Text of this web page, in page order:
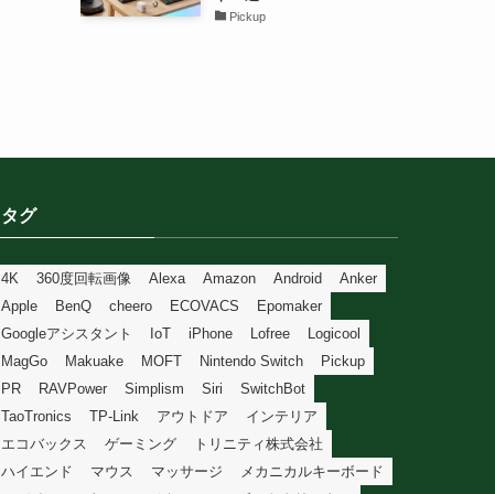
Pickup
タグ
4K 360度回転画像 Alexa Amazon Android
Anker
Apple
BenQ cheero ECOVACS
Epomaker
Googleアシスタント
IoT iPhone Lofree
Logicool
MagGo
Makuake MOFT Nintendo Switch
Pickup
PR
RAVPower Simplism Siri
SwitchBot
TaoTronics
TP-Link アウトドア
インテリア
エコバックス
ゲーミング
トリニティ株式会社
ハイエンド
マウス マッサージ
メカニカルキーボード